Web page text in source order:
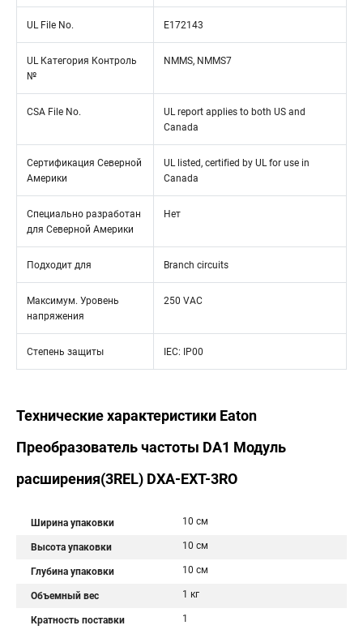
UL File No. E172143
UL Категория Контроль
№
NMMS, NMMS7
CSA File No.
UL report applies to both US and
Canada
Сертификация Северной
Америки
UL listed, certified by UL for use in
Canada
Специально разработан
для Северной Америки
Нет
Подходит для Branch circuits
Максимум. Уровень
напряжения
250 VAC
Степень защиты IEC: IP00
Технические характеристики Eaton
Преобразователь частоты DA1 Модуль
расширения(3REL) DXA-EXT-3RO
Ширина упаковки 10 см
Высота упаковки 10 см
Глубина упаковки 10 см
Объемный вес 1 кг
Кратность поставки 1